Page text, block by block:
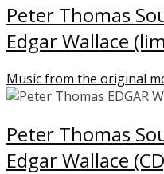
Peter Thomas
Edgar Wallace
Music from the original
Peter Thomas
Edgar Wallace